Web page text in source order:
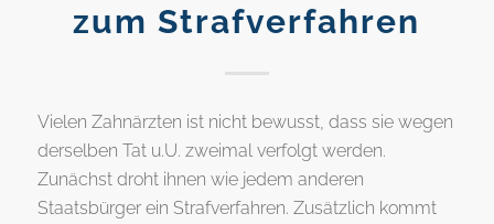
zum Strafverfahren
Vielen Zahnärzten ist nicht bewusst, dass sie wegen
derselben Tat u.U. zweimal verfolgt werden.
Zunächst droht ihnen wie jedem anderen
Staatsbürger ein Strafverfahren. Zusätzlich kommt